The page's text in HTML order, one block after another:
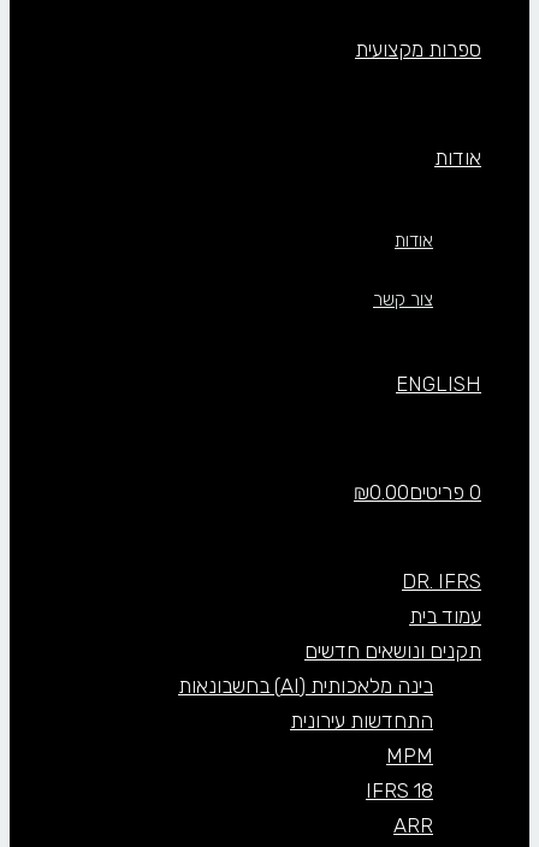
ספרות מקצועית
אודות
אודות
צור קשר
ENGLISH
0 פריטים ₪0.00
DR. IFRS
עמוד בית
תקנים ונושאים חדשים
בינה מלאכותית (AI) בחשבונאות
התחדשות עירונית
MPM
IFRS 18
ARR